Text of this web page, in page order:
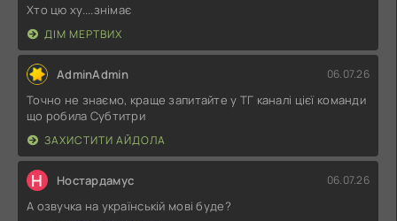
Хто цю ху....знімає
ДІМ МЕРТВИХ
AdminAdmin 06.07.26
Точно не знаємо, краще запитайте у ТГ каналі цієї команди
що робила Субтитри
ЗАХИСТИТИ АЙДОЛА
Н Ностардамус 06.07.26
А озвучка на українській мові буде?